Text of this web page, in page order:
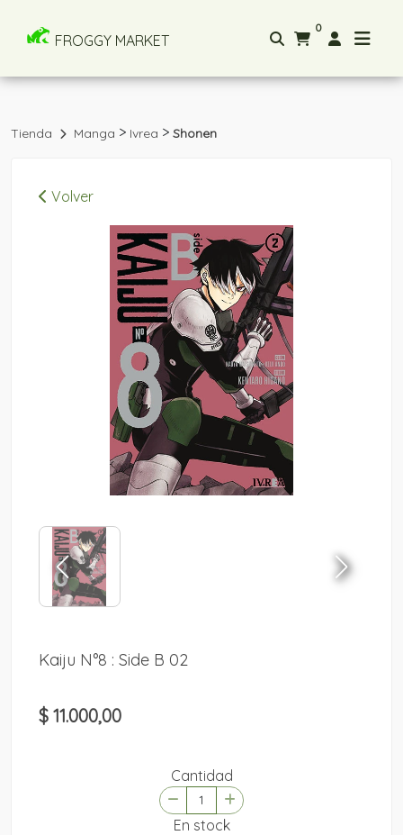
FROGGY MARKET
0
Tienda Manga > Ivrea > Shonen
Volver
Kaiju N°8 : Side B 02
$ 11.000,00
Cantidad
En stock